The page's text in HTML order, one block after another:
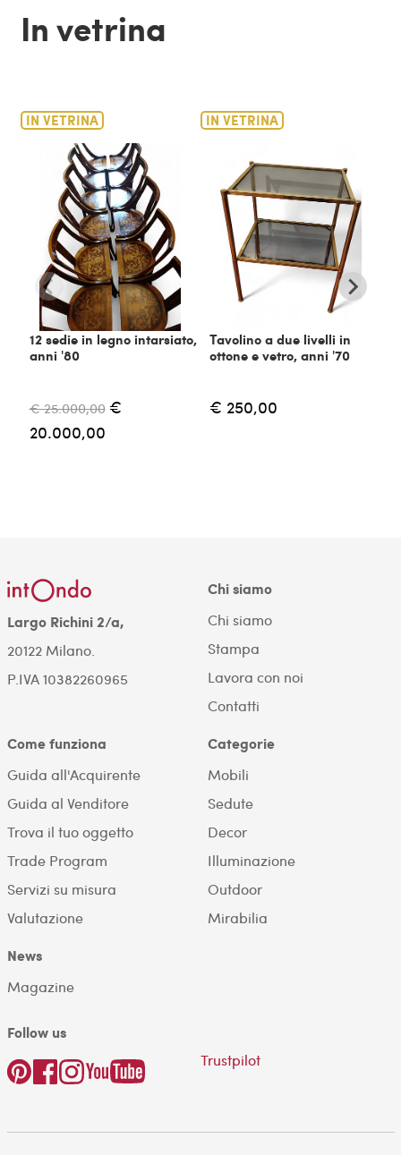
In vetrina
IN VETRINA
12 sedie in legno intarsiato,
anni '80
€ 25.000,00 €
20.000,00
IN VETRINA
Tavolino a due livelli in
ottone e vetro, anni '70
€ 250,00
Largo Richini 2/a,
20122 Milano.
P.IVA 10382260965
Chi siamo
Chi siamo
Stampa
Lavora con noi
Contatti
Come funziona
Guida all'Acquirente
Guida al Venditore
Trova il tuo oggetto
Trade Program
Servizi su misura
Valutazione
Categorie
Mobili
Sedute
Decor
Illuminazione
Outdoor
Mirabilia
News
Magazine
Follow us
Trustpilot